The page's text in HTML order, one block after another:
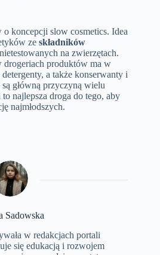
o koncepcji slow cosmetics. Idea
ze składników
na zwierzętach.
drogeriach produktów ma w
a także konserwanty i
główną przyczyną wielu
najlepsza droga do tego, aby
najmłodszych.
Sadowska
w redakcjach portali
się edukacją i rozwojem